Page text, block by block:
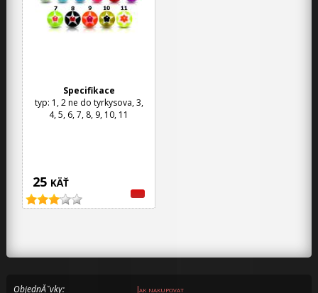
25 KÄŤ
Specifikace
typ: 1, 2 ne do tyrkysova, 3,
4, 5, 6, 7, 8, 9, 10, 11
ObjednĂˇvky: Jak nakupovat